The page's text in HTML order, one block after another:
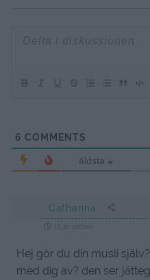
6 COMMENTS
äldsta
Catharina
12 år sedan
Hej gör du din musli
med dig av? den ser